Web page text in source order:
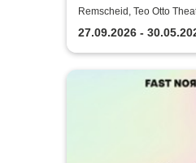
Theater der
Remscheid, Teo Otto
Remscheid
27.09.2026 -